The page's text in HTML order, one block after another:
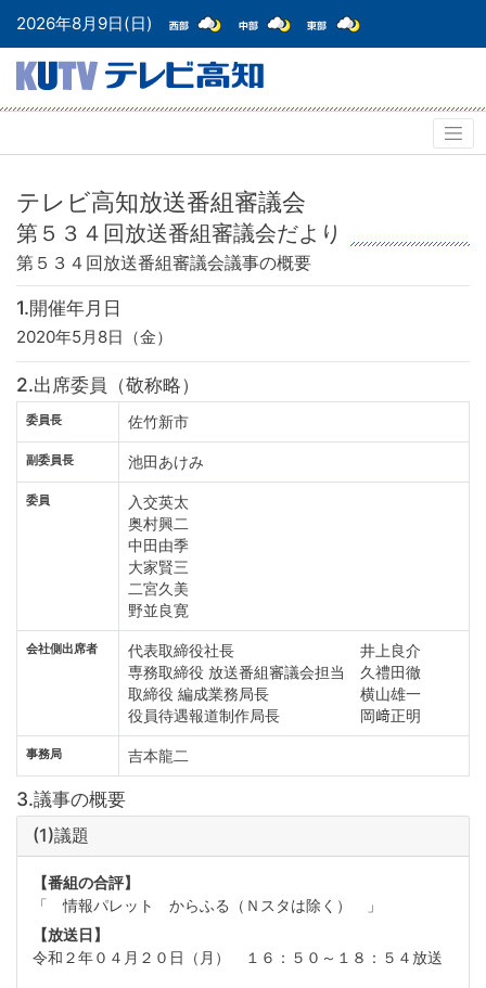
2026年8月9日(日)
テレビ高知放送番組審議会
第５３４回放送番組審議会だより
第５３４回放送番組審議会議事の概要
1.開催年月日
2020年5月8日（金）
2.出席委員（敬称略）
委員長 佐竹新市
副委員長 池田あけみ
委員
入交英太
奥村興二
中田由季
大家賢三
二宮久美
野並良寛
会社側出席者
代表取締役社長 井上良介
専務取締役 放送番組審議会担当 久禮田徹
取締役 編成業務局長 横山雄一
役員待遇報道制作局長 岡﨑正明
事務局 吉本龍二
3.議事の概要
(1)議題
【番組の合評】
「 情報パレット からふる（Ｎスタは除く） 」
【放送日】
令和２年０４月２０日（月） １６：５０～１８：５４放送